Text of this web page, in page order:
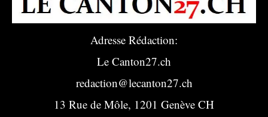
Adresse Rédaction:
Le Canton27.ch
redaction@lecanton27.ch
13 Rue de Môle, 1201 Genève CH